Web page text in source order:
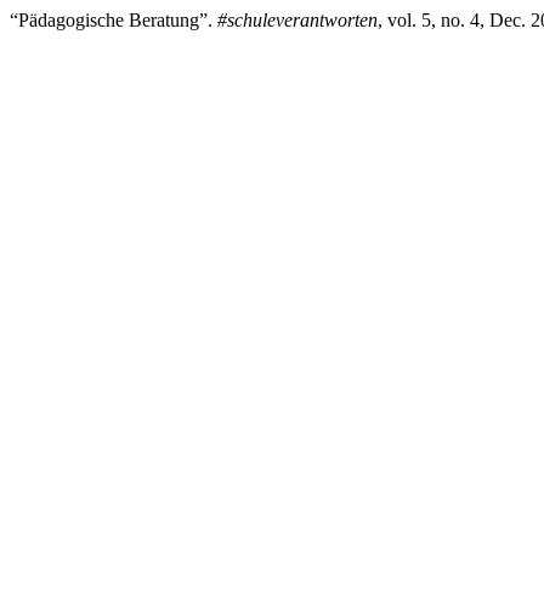
“Pädagogische Beratung”. #schuleverantworten, vol. 5, no. 4, Dec.